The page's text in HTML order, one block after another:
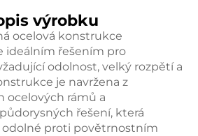
výrobku
ocelová konstrukce
ideálním řešením pro
odolnost, velký rozpětí a
je navržena z
ocelových rámů a
řešení, která
odolné proti povětrnostním